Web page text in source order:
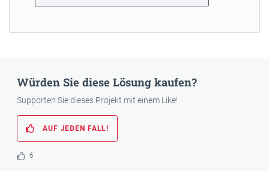
Würden Sie diese Lösung kaufen?
Supporten Sie dieses Projekt mit einem Like!
AUF JEDEN FALL!
6